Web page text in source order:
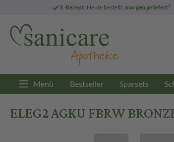
E-Rezept: Heute bestellt, morgen geliefert3
Menü Bestseller Sparsets
ELEG2 AGKU FBRW